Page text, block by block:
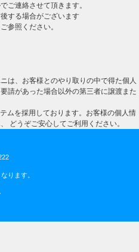
ご連絡させて頂きます。
する場合がございます
参照ください。
は、お客様とのやり取りの中で得た個人
請があった場合以外の第三者に譲渡また
ムを採用しております。お客様の個人情
どうぞご安心してご利用ください。
ります。